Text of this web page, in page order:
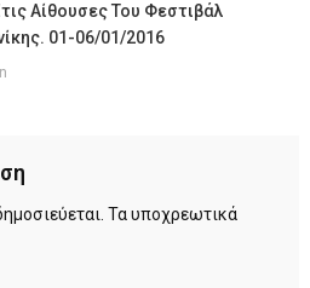
Αίθουσες Του Φεστιβάλ
01-06/01/2016
Τα υποχρεωτικά